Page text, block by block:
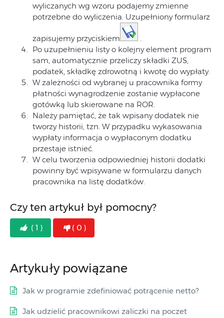
wyliczanych wg wzoru podajemy zmienne
potrzebne do wyliczenia. Uzupełniony formularz
zapisujemy przyciskiem
.
Po uzupełnieniu listy o kolejny element program
sam, automatycznie przeliczy składki ZUS,
podatek, składkę zdrowotną i kwotę do wypłaty.
W zależności od wybranej u pracownika formy
płatności wynagrodzenie zostanie wypłacone
gotówką lub skierowane na ROR.
Należy pamiętać, że tak wpisany dodatek nie
tworzy historii, tzn. W przypadku wykasowania
wypłaty informacja o wypłaconym dodatku
przestaje istnieć.
W celu tworzenia odpowiedniej historii dodatki
powinny być wpisywane w formularzu danych
pracownika na listę dodatków.
Czy ten artykuł był pomocny?
( 1 ) ( 0 )
Artykuły powiązane
Jak w programie zdefiniować potrącenie netto?
Jak udzielić pracownikowi zaliczki na poczet